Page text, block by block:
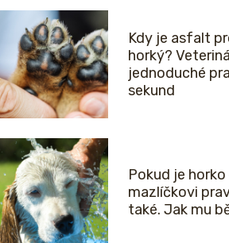
Kdy je asfalt
horký?
jednoduché
sekund
Pokud je
mazlíčkovi
také. Jak mu